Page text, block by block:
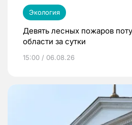
Экология
Девять лесных пожаров
области за сутки
15:00 / 06.08.26